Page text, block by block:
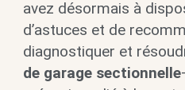
avez désormais à
d’astuces et de
diagnostiquer et
de garage sectionnelle